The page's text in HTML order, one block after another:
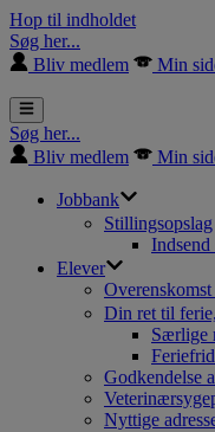
Hop til indholdet
Søg her...
Bliv medlem
Min
Søg her...
Bliv medlem
Min
Jobbank
Stillingsopslag
Indsend
Elever
Din ret til
Særlige
Godkendelse
Nyttige